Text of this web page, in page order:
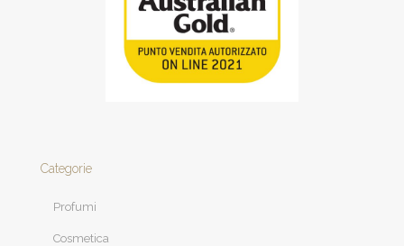
Categorie
Profumi
Cosmetica